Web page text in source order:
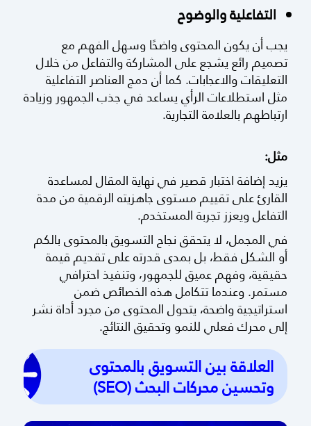
التفاعلية والوضوح
يجب أن يكون المحتوى واضحًا وسهل الفهم مع
تصميم رائع يشجع على المشاركة والتفاعل من خلال
التعليقات والاعجابات. كما أن دمج العناصر التفاعلية
مثل استطلاعات الرأي يساعد في جذب الجمهور وزيادة
ارتباطهم بالعلامة التجارية.
مثل:
يزيد إضافة اختبار قصير في نهاية المقال لمساعدة
القارئ على تقييم مستوى جاهزيته الرقمية من مدة
التفاعل ويعزز تجربة المستخدم.
في المجمل، لا يتحقق نجاح التسويق بالمحتوى بالكم
أو الشكل فقط، بل بمدى قدرته على تقديم قيمة
حقيقية، وفهم عميق للجمهور، وتنفيذ احترافي
مستمر. وعندما تتكامل هذه الخصائص ضمن
استراتيجية واضحة، يتحول المحتوى من مجرد أداة نشر
إلى محرك فعلي للنمو وتحقيق النتائج.
العلاقة بين التسويق بالمحتوى
وتحسين محركات البحث (SEO)